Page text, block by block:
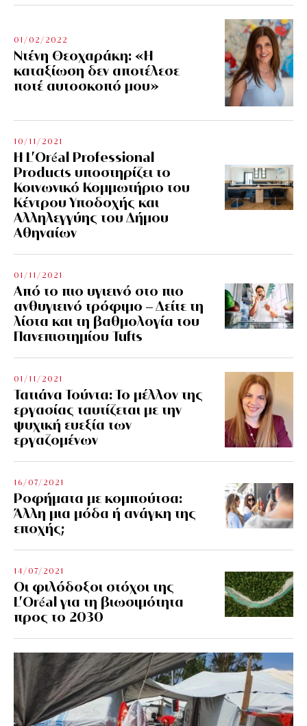
01/02/2022
Ντένη Θεοχαράκη: «Η
καταξίωση δεν αποτέλεσε
ποτέ αυτοσκοπό μου»
10/11/2021
Η L’Οréal Professional
Products υποστηρίζει το
Κοινωνικό Κομμωτήριο του
Κέντρου Υποδοχής και
Αλληλεγγύης του Δήμου
Αθηναίων
01/11/2021
Από το πιο υγιεινό στο πιο
ανθυγιεινό τρόφιμο – Δείτε τη
λίστα και τη βαθμολογία του
Πανεπιστημίου Tufts
01/11/2021
Τατιάνα Τούντα: Το μέλλον της
εργασίας ταυτίζεται με την
ψυχική ευεξία των
εργαζομένων
16/07/2021
Ροφήματα με κομπούτσα:
Άλλη μια μόδα ή ανάγκη της
εποχής;
14/07/2021
Οι φιλόδοξοι στόχοι της
L’Oréal για τη βιωσιμότητα
προς το 2030